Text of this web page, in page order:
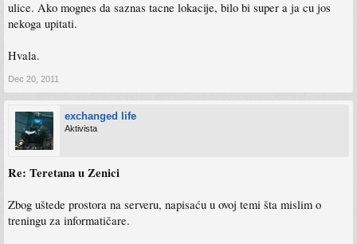
ulice. Ako mognes da saznas tacne lokacije, bilo bi super a ja cu jos
nekoga upitati.
Hvala.
Dec 20, 2011
exchanged life
Aktivista
Re: Teretana u Zenici
Zbog uštede prostora na serveru, napisaću u ovoj temi šta mislim o
treningu za informatičare.